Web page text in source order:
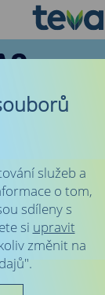
služeb a
o tom,
sdíleny s
si upravit
změnit na